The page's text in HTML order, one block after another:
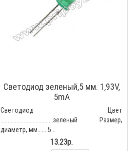
Светодиод зеленый,5 мм. 1,93V,
5mA
Светодиод Цвет
....................................зеленый Размер,
диаметр, мм...... 5 ..
13.23р.